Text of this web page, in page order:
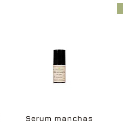
Vista rápida
Serum manchas